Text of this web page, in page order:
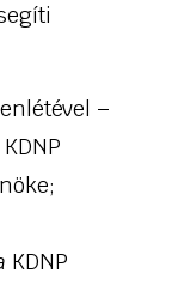
–
KDNP